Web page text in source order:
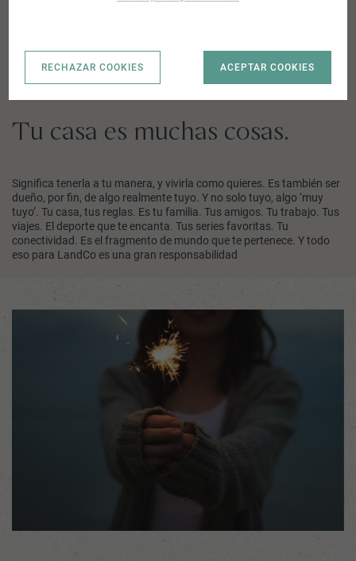
Tu casa, tus normas
Tu casa es muchas cosas.
Significa tenerla a tu manera, y vivirla como quieres. Es también ser
dueño, por fin, de algo realmente tuyo. Y no solo tuyo, algo ‘muy
tuyo’. Tu casa, tus reglas. Es tu familia. Tus amigos. Tu trabajo. Tus
viajes. El deporte que te encanta. Tus series favoritas. Tu
conectividad. Es el fragmento de mundo que te pertenece. Y todo
eso para LandCo es una gran responsabilidad
RECHAZAR COOKIES ACEPTAR COOKIES